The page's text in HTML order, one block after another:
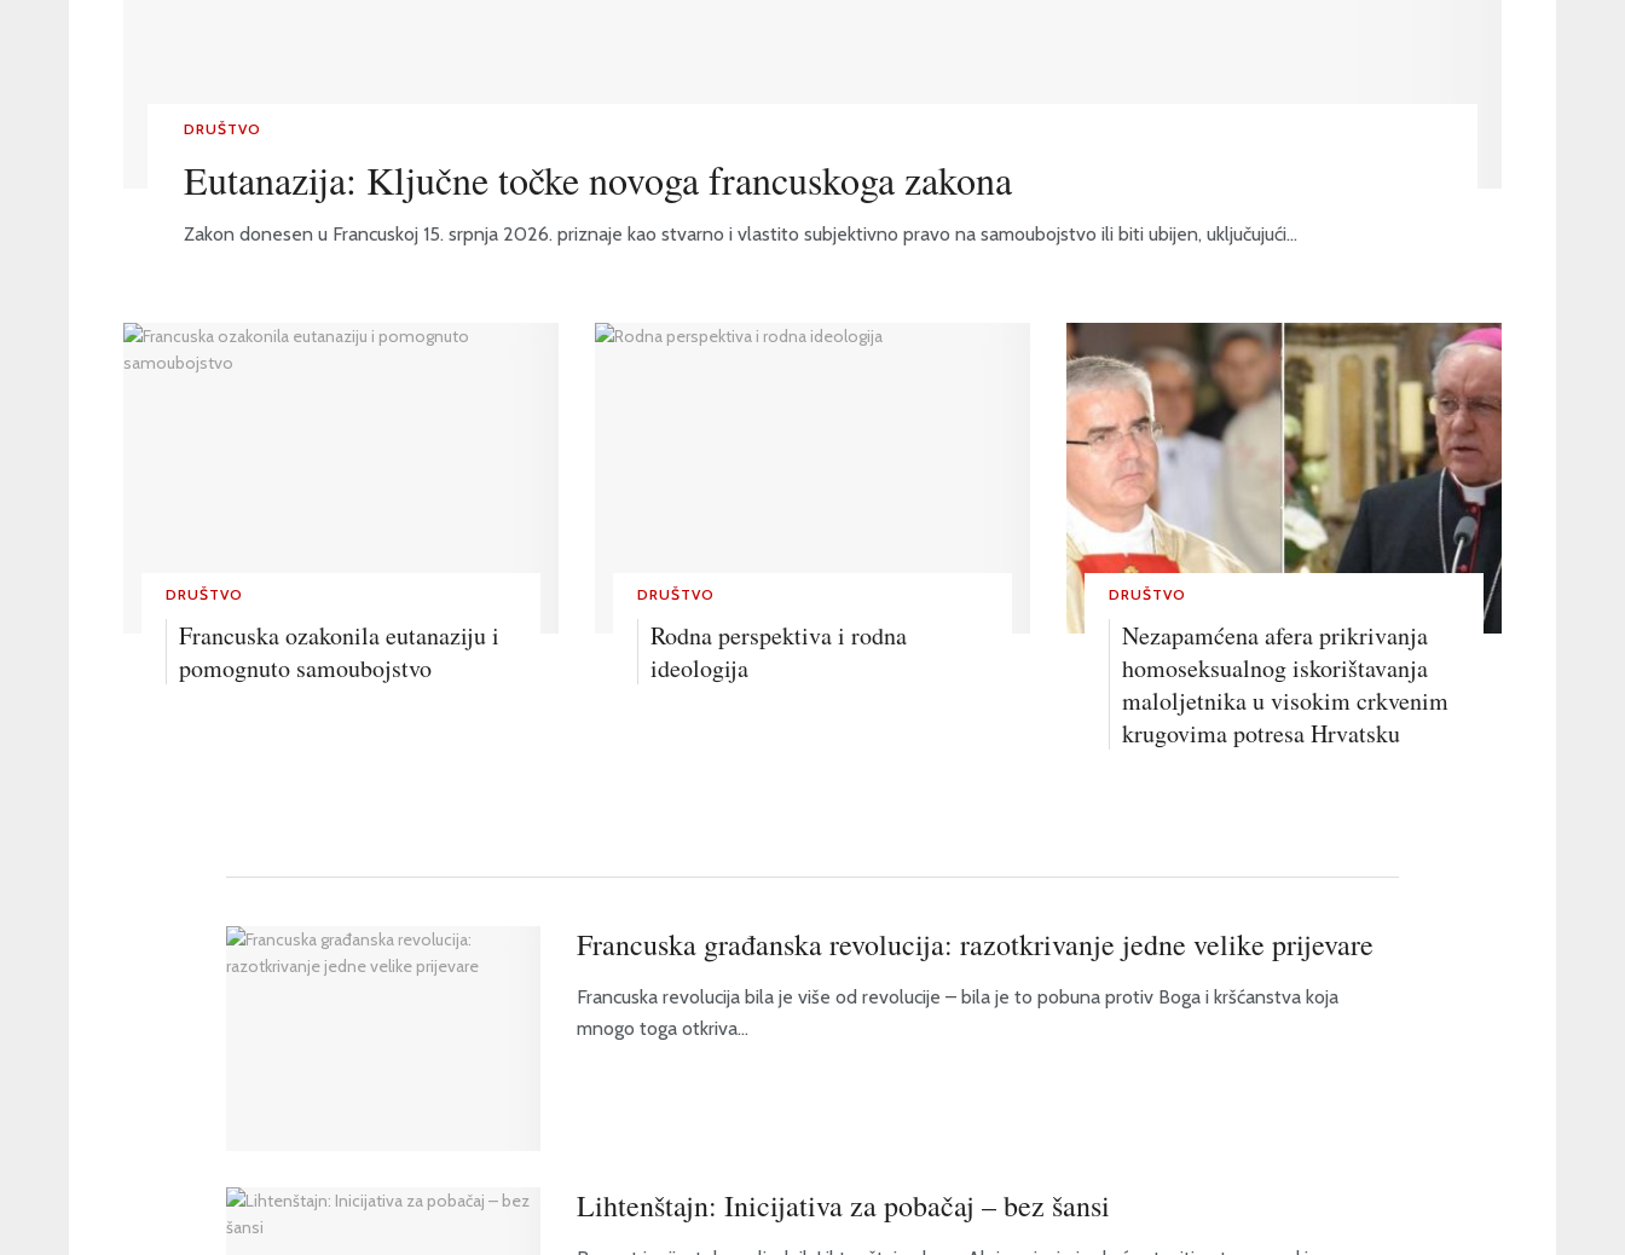
DRUŠTVO
Eutanazija: Ključne točke novoga francuskoga zakona
Zakon donesen u Francuskoj 15. srpnja 2026. priznaje kao stvarno i vlastito subjektivno pravo na samoubojstvo ili biti ubijen, uključujući...
DRUŠTVO
Francuska ozakonila eutanaziju i
pomognuto samoubojstvo
DRUŠTVO
Rodna perspektiva i rodna
ideologija
DRUŠTVO
Nezapamćena afera prikrivanja
homoseksualnog iskorištavanja
maloljetnika u visokim crkvenim
krugovima potresa Hrvatsku
Francuska građanska revolucija: razotkrivanje jedne velike prijevare
Francuska revolucija bila je više od revolucije – bila je to pobuna protiv Boga i kršćanstva koja
mnogo toga otkriva...
Lihtenštajn: Inicijativa za pobačaj – bez šansi